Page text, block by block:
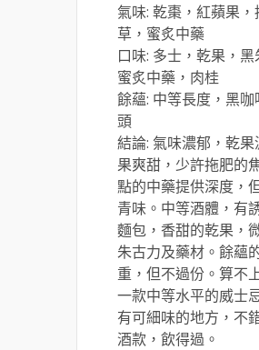
氣味: 乾棗，紅蘋果
草，蜜炙中藥
口味: 多士，乾果，黑
蜜炙中藥，肉桂
餘蘊: 中等長度，黑
頭
結論: 氣味濃郁，乾
果爽甜，少許拖肥的
點的中藥提供深度，
青味。中等酒體，有
麵包，香甜的乾果，
朱古力及藥材。餘蘊
重，但不過份。算不
一款中等水平的威士
有可細味的地方，不
酒款，飲得過。